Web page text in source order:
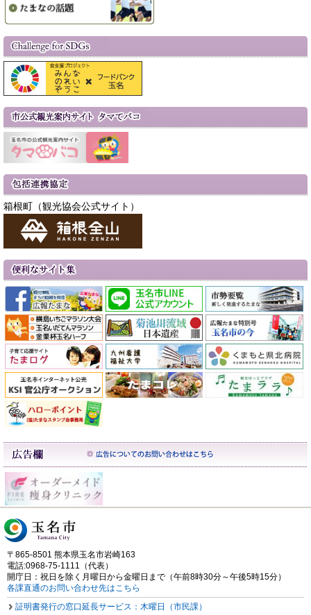
箱根町（観光協会公式サイト）
〒865-8501 熊本県玉名市岩崎163
電話:0968-75-1111（代表）
開庁日：祝日を除く月曜日から金曜日まで（午前8時30分～午後5時15分）
各課直通のお問い合わせ先はこちら
証明書発行の窓口延長サービス：木曜日（市民課）